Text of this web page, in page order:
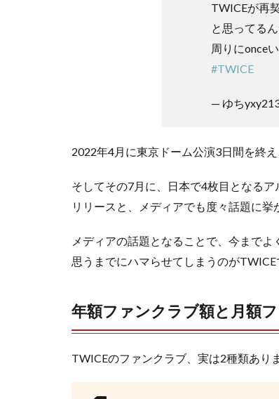
TWICEが再
と思ってる
周りにonce
#TWICE
— ゆち
2022年4月に東京ドーム公演3日間を終
そしてその7月に、日本で4枚目となる
リリースと、メディアでも度々話題に挙
メディアの話題となることで、今まで
思うまでにハマらせてしまうのがTWICE
年額ファンクラブ額と月額
TWICEのファンクラブ、実は2種類あり